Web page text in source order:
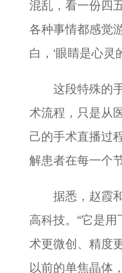
混乱，看一份四
各种事情都感觉
白，‘眼睛是心灵
这段特殊的手
术流程，只是从
己的手术直播过
解患者在每一个
据悉，赵霞和
高科技。“它是
术更微创、精度
以前的单焦晶体